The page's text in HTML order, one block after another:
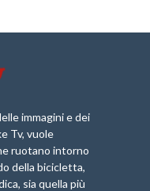
immagini e dei
Tv, vuole
ruotano intorno
della bicicletta,
sia quella più